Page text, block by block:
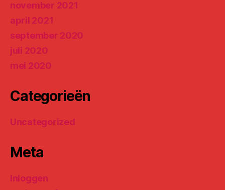
november 2021
april 2021
september 2020
juli 2020
mei 2020
Categorieën
Uncategorized
Meta
Inloggen